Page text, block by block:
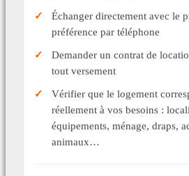
Échanger directement avec le
préférence par téléphone
Demander un contrat de
tout versement
Vérifier que le logement
réellement à vos besoins :
équipements, ménage, draps,
animaux…